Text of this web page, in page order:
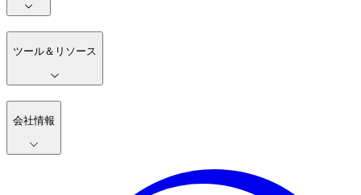
ツール＆リソース
会社情報